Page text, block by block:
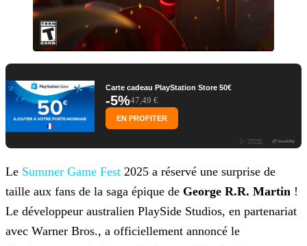
Carte cadeau PlayStation Store 50€
-5%47,49 €
EN PROFITER
Le Summer Game Fest 2025 a réservé une surprise de
taille aux fans de la saga épique de George R.R. Martin !
Le développeur australien PlaySide Studios, en partenariat
avec Warner Bros., a officiellement annoncé le